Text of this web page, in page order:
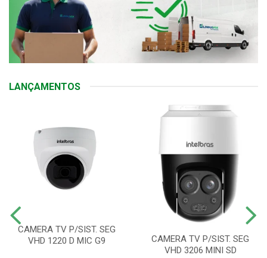
LANÇAMENTOS
CAMERA TV P/SIST. SEG
VHD 1220 D MIC G9
CAMERA TV P/SIST. SEG
VHD 3206 MINI SD